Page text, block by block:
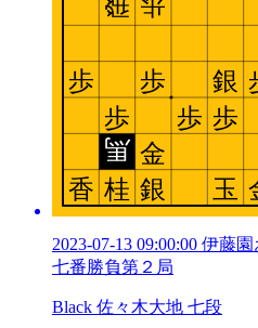
2023-07-13 09:00:00 伊藤
七番勝負第２局
Black 佐々木大地 七段